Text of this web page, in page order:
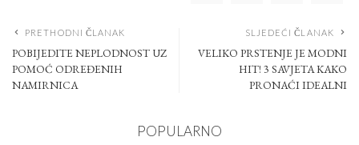
PRETHODNI ČLANAK
POBIJEDITE NEPLODNOST UZ
POMOĆ ODREĐENIH
NAMIRNICA
SLJEDEĆI ČLANAK
VELIKO PRSTENJE JE MODNI
HIT! 3 SAVJETA KAKO
PRONAĆI IDEALNI
POPULARNO